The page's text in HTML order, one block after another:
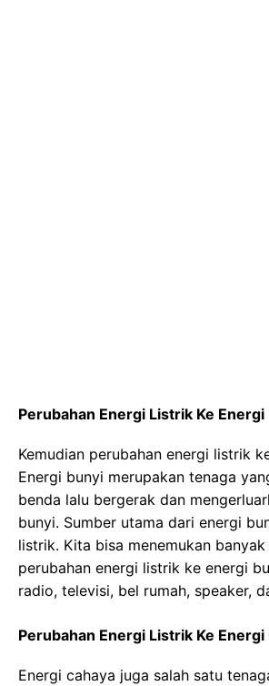
Perubahan Energi Listrik Ke Energi
Kemudian perubahan energi listrik
Energi bunyi merupakan tenaga
benda lalu bergerak dan
bunyi. Sumber utama dari energi
listrik. Kita bisa menemukan
perubahan energi listrik ke energi
radio, televisi, bel rumah, speaker,
Perubahan Energi Listrik Ke Energi
Energi cahaya juga salah satu